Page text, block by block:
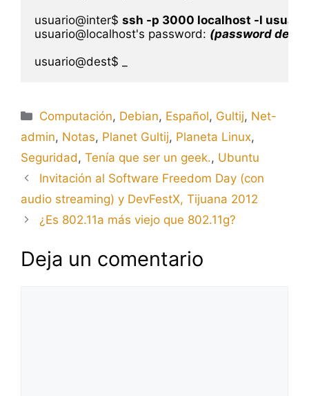
usuario@inter$ ssh -p 3000 localhost -l usuario
usuario@localhost's password: (password de
Categorías
Computación, Debian, Español, Gultij, Net-
admin, Notas, Planet Gultij, Planeta Linux,
Seguridad , Tenía que ser un geek., Ubuntu
Invitación al Software Freedom Day (con
audio streaming) y DevFestX, Tijuana 2012
¿Es 802.11a más viejo que 802.11g?
Deja un comentario